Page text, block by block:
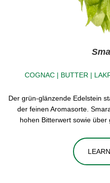
COGNAC | BUTTER |
Der grün-glänzende Edelstein
der feinen Aromasorte.
hohen Bitterwert sowie über